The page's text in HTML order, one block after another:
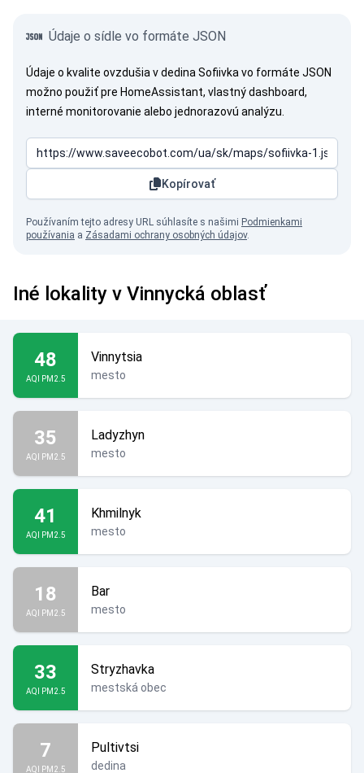
Údaje o sídle vo formáte JSON
Údaje o kvalite ovzdušia v dedina Sofiivka vo formáte JSON
možno použiť pre HomeAssistant, vlastný dashboard,
interné monitorovanie alebo jednorazovú analýzu.
Kopírovať
Používaním tejto adresy URL súhlasíte s našimi Podmienkami
používania a Zásadami ochrany osobných údajov.
Iné lokality v Vinnycká oblasť
48
AQI PM2.5
Vinnytsia
mesto
35
AQI PM2.5
Ladyzhyn
mesto
41
AQI PM2.5
Khmilnyk
mesto
18
AQI PM2.5
Bar
mesto
33
AQI PM2.5
Stryzhavka
mestská obec
7
AQI PM2.5
Pultivtsi
dedina